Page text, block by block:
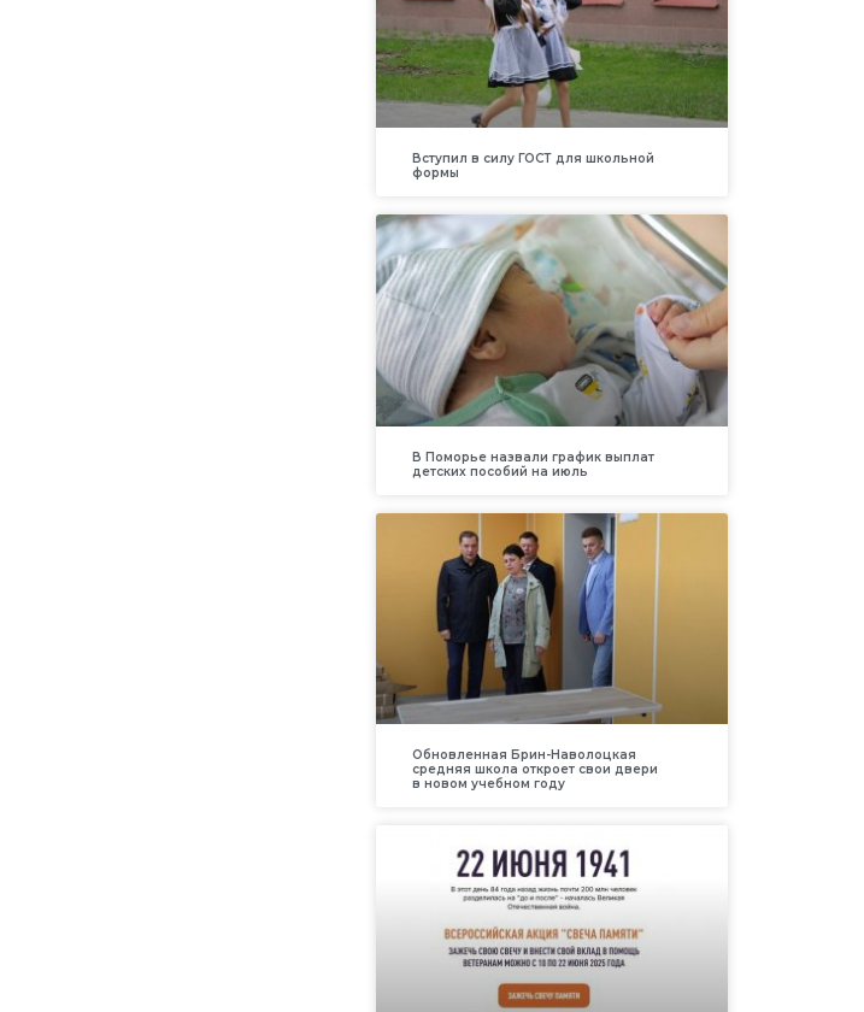
Вступил в силу ГОСТ для школьной
формы
В Поморье назвали график выплат
детских пособий на июль
Обновленная Брин-Наволоцкая
средняя школа откроет свои двери
в новом учебном году